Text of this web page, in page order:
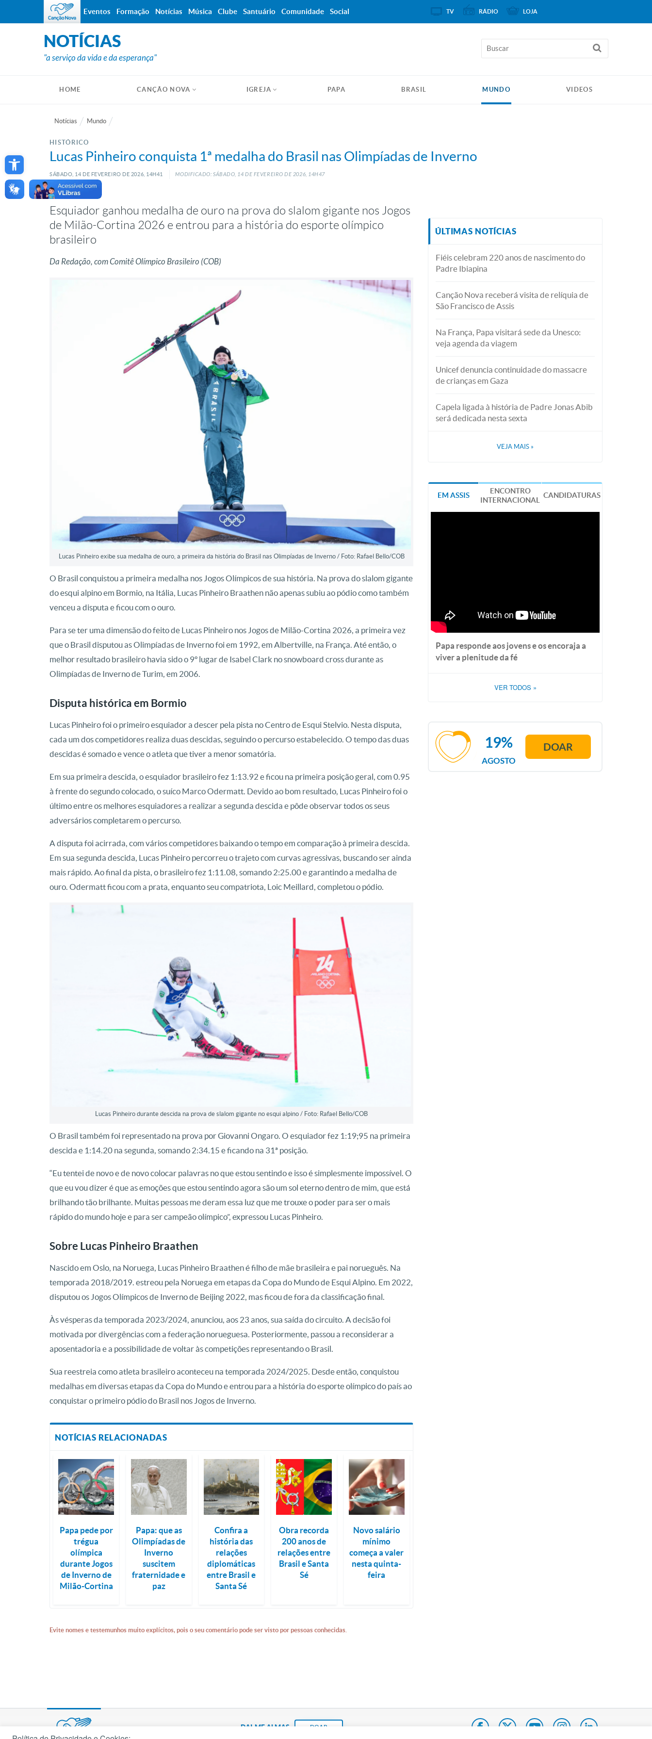
Open toolbar
NOTÍCIAS
"a serviço da vida e da esperança"
HOME CANÇÃO NOVA IGREJA PAPA BRASIL MUNDO VIDEOS
Notícias Mundo
HISTÓRICO
Lucas Pinheiro conquista 1ª medalha do Brasil nas Olimpíadas de Inverno
SÁBADO, 14 DE FEVEREIRO DE 2026, 14H41 MODIFICADO: SÁBADO, 14 DE FEVEREIRO DE 2026, 14H47
Esquiador ganhou medalha de ouro na prova do slalom gigante nos Jogos
de Milão-Cortina 2026 e entrou para a história do esporte olímpico
brasileiro
Da Redação, com Comitê Olímpico Brasileiro (COB)
Lucas Pinheiro exibe sua medalha de ouro, a primeira da história do Brasil nas Olimpíadas de Inverno / Foto: Rafael Bello/COB
O Brasil conquistou a primeira medalha nos Jogos Olímpicos de sua história. Na prova do slalom gigante
do esqui alpino em Bormio, na Itália, Lucas Pinheiro Braathen não apenas subiu ao pódio como também
venceu a disputa e ficou com o ouro.
Para se ter uma dimensão do feito de Lucas Pinheiro nos Jogos de Milão-Cortina 2026, a primeira vez
que o Brasil disputou as Olimpíadas de Inverno foi em 1992, em Albertville, na França. Até então, o
melhor resultado brasileiro havia sido o 9º lugar de Isabel Clark no snowboard cross durante as
Olimpíadas de Inverno de Turim, em 2006.
Disputa histórica em Bormio
Lucas Pinheiro foi o primeiro esquiador a descer pela pista no Centro de Esqui Stelvio. Nesta disputa,
cada um dos competidores realiza duas descidas, seguindo o percurso estabelecido. O tempo das duas
descidas é somado e vence o atleta que tiver a menor somatória.
Em sua primeira descida, o esquiador brasileiro fez 1:13.92 e ficou na primeira posição geral, com 0.95
à frente do segundo colocado, o suíco Marco Odermatt. Devido ao bom resultado, Lucas Pinheiro foi o
último entre os melhores esquiadores a realizar a segunda descida e pôde observar todos os seus
adversários completarem o percurso.
A disputa foi acirrada, com vários competidores baixando o tempo em comparação à primeira descida.
Em sua segunda descida, Lucas Pinheiro percorreu o trajeto com curvas agressivas, buscando ser ainda
mais rápido. Ao final da pista, o brasileiro fez 1:11.08, somando 2:25.00 e garantindo a medalha de
ouro. Odermatt ficou com a prata, enquanto seu compatriota, Loic Meillard, completou o pódio.
Lucas Pinheiro durante descida na prova de slalom gigante no esqui alpino / Foto: Rafael Bello/COB
O Brasil também foi representado na prova por Giovanni Ongaro. O esquiador fez 1:19;95 na primeira
descida e 1:14.20 na segunda, somando 2:34.15 e ficando na 31ª posição.
“Eu tentei de novo e de novo colocar palavras no que estou sentindo e isso é simplesmente impossível. O
que eu vou dizer é que as emoções que estou sentindo agora são um sol eterno dentro de mim, que está
brilhando tão brilhante. Muitas pessoas me deram essa luz que me trouxe o poder para ser o mais
rápido do mundo hoje e para ser campeão olímpico”, expressou Lucas Pinheiro.
Sobre Lucas Pinheiro Braathen
Nascido em Oslo, na Noruega, Lucas Pinheiro Braathen é filho de mãe brasileira e pai norueguês. Na
temporada 2018/2019. estreou pela Noruega em etapas da Copa do Mundo de Esqui Alpino. Em 2022,
disputou os Jogos Olímpicos de Inverno de Beijing 2022, mas ficou de fora da classificação final.
Às vésperas da temporada 2023/2024, anunciou, aos 23 anos, sua saída do circuito. A decisão foi
motivada por divergências com a federação norueguesa. Posteriormente, passou a reconsiderar a
aposentadoria e a possibilidade de voltar às competições representando o Brasil.
Sua reestreia como atleta brasileiro aconteceu na temporada 2024/2025. Desde então, conquistou
medalhas em diversas etapas da Copa do Mundo e entrou para a história do esporte olímpico do país ao
conquistar o primeiro pódio do Brasil nos Jogos de Inverno.
NOTÍCIAS RELACIONADAS
Papa pede por
trégua
olímpica
durante Jogos
de Inverno de
Milão-Cortina
Papa: que as
Olimpíadas de
Inverno
suscitem
fraternidade e
paz
Confira a
história das
relações
diplomáticas
entre Brasil e
Santa Sé
Obra recorda
200 anos de
relações entre
Brasil e Santa
Sé
Novo salário
mínimo
começa a valer
nesta quinta-
feira
Evite nomes e testemunhos muito explícitos, pois o seu comentário pode ser visto por pessoas conhecidas.
ÚLTIMAS NOTÍCIAS
Fiéis celebram 220 anos de nascimento do
Padre Ibiapina
Canção Nova receberá visita de relíquia de
São Francisco de Assis
Na França, Papa visitará sede da Unesco:
veja agenda da viagem
Unicef denuncia continuidade do massacre
de crianças em Gaza
Capela ligada à história de Padre Jonas Abib
será dedicada nesta sexta
VEJA MAIS »
EM ASSIS
ENCONTRO
INTERNACIONAL
CANDIDATURAS
Papa responde aos jovens e os encoraja a
viver a plenitude da fé
VER TODOS »
AGOSTO
19% DOAR
Eventos Formação Notícias Música Clube Santuário Comunidade Social TV RÁDIO LOJA
DAI-ME ALMAS DOAR